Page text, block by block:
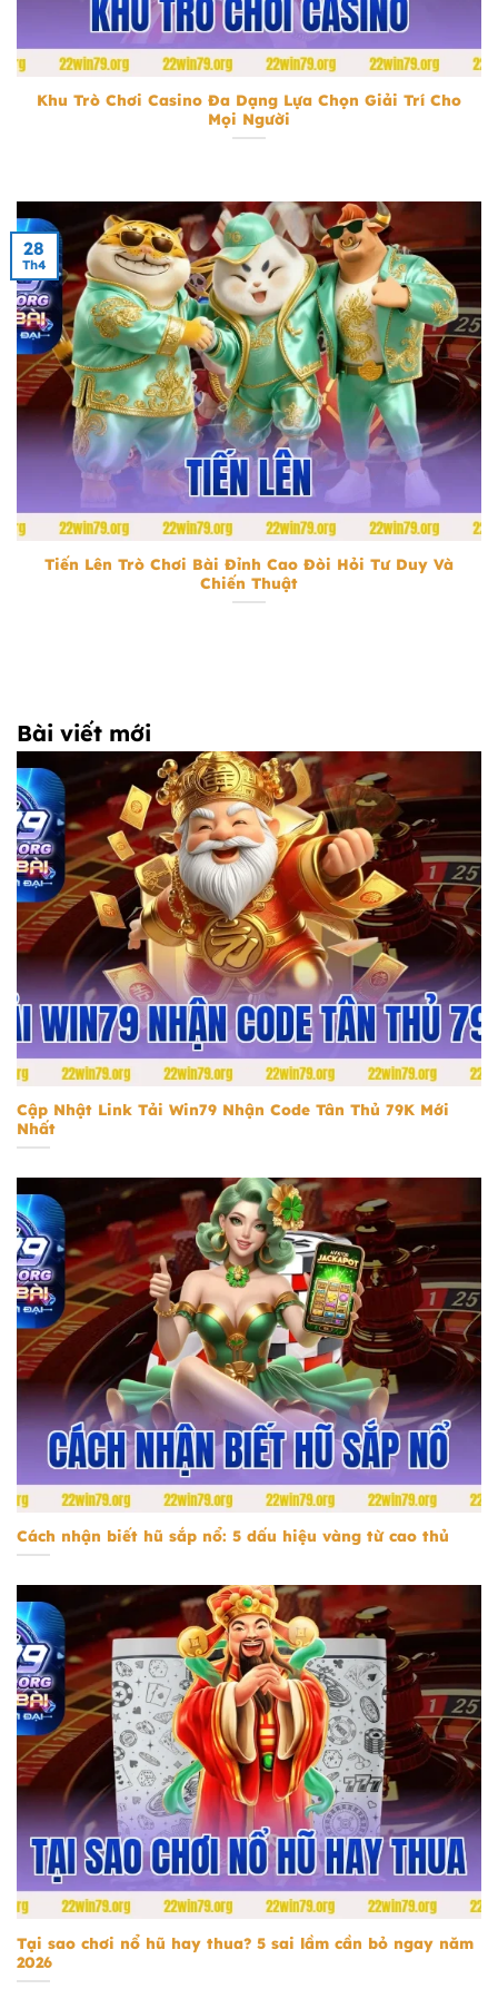
Khu Trò Chơi Casino
Khu Trò Chơi Casino Đa Dạng Lựa Chọn Giải Trí Cho
Mọi Người
Tiến Lên Trò Chơi Bài Đỉnh Cao Đòi Hỏi Tư Duy Và
Chiến Thuật
28
Th4
Bài viết mới
tải Win79 nhận code tân thủ 79k
Cập Nhật Link Tải Win79 Nhận Code Tân Thủ 79K Mới
Nhất
Cách nhận biết hũ sắp nổ
Cách nhận biết hũ sắp nổ: 5 dấu hiệu vàng từ cao thủ
Tại sao chơi nổ hũ hay thua
Tại sao chơi nổ hũ hay thua? 5 sai lầm cần bỏ ngay năm
2026